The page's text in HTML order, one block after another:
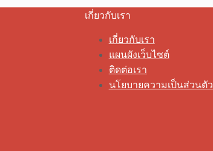
เกี่ยวกับเรา
เกี่ยวกับเรา
แผนผังเว็บไซต์
ติดต่อเรา
นโยบายความเป็นส่วนตัว